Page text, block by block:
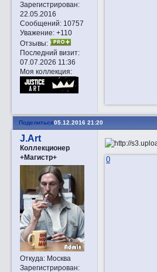
Зарегистрирован:
22.05.2016
Сообщений:10757
Уважение: +110
Отзывы:
Последний визит:
07.07.2026 11:36
Моя коллекция:
Поделиться05.12.2016 21:20
J.Art
Коллекционер
+Магистр+
Откуда:Москва
Зарегистрирован:
0